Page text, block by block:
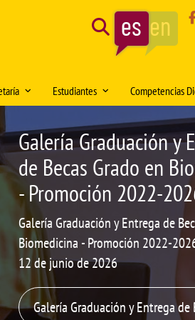
Search
en
y
de atención
de contactos
de impresos
Electrónica
de documentación Virtual:
y transferencias de
Estudiantes
Delegación de Alumnos DAFMUS
Atención a la Diversidad y la
Igualdad
Orientación profesional y
empleabilidad
Salón de Estudiantes
Aula de deportes
Competencias
Inteligencia
Simulación
Innovación
Proyecto SUSA
Galería Graduación y
de Becas Grado en
- Promoción 2022-
Galería Graduación y Entrega de
Biomedicina - Promoción 2022-
12 de junio de 2026
Galería Graduación y Entrega